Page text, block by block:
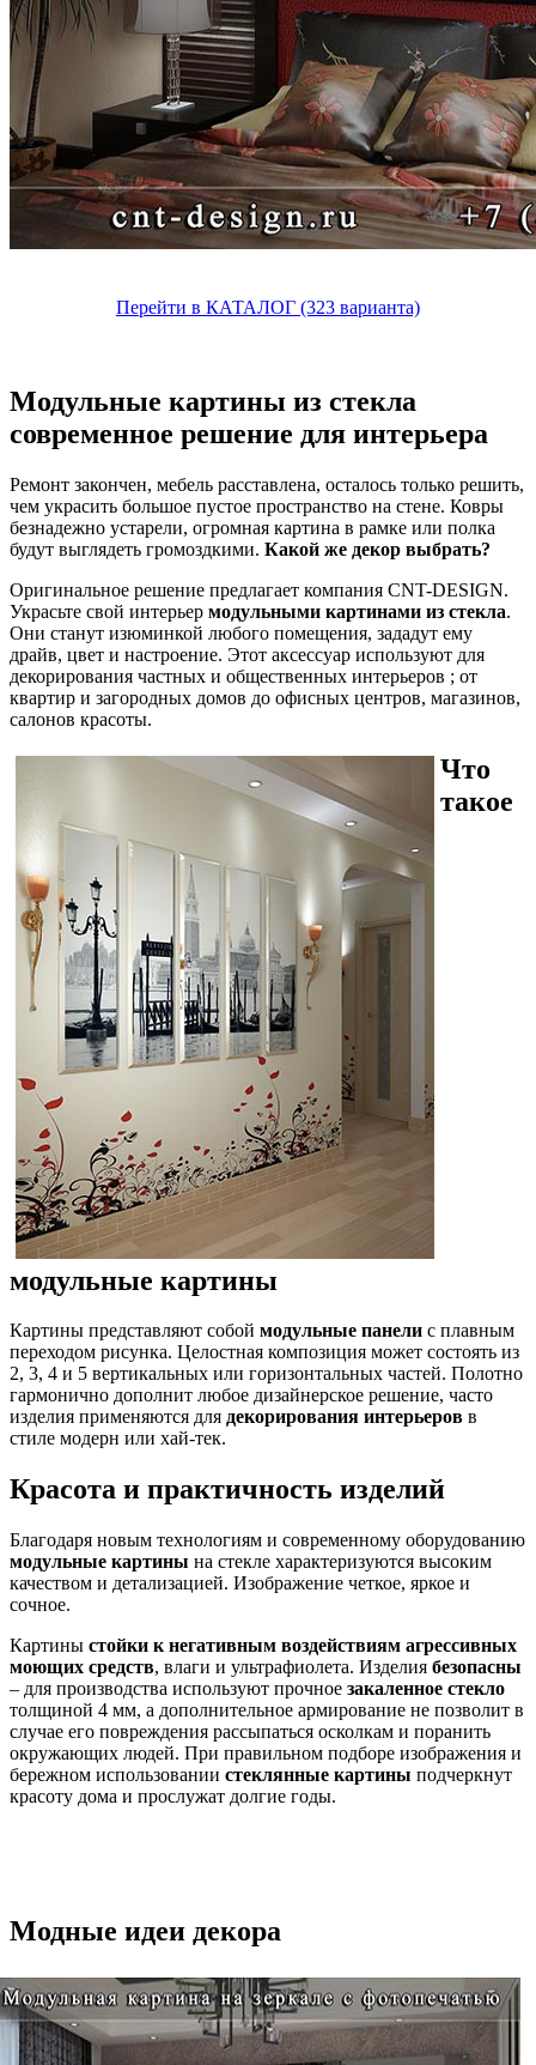
Перейти в КАТАЛОГ (323 варианта)
Модульные картины из стекла
современное решение для интерьера
Ремонт закончен, мебель расставлена, осталось только решить,
чем украсить большое пустое пространство на стене. Ковры
безнадежно устарели, огромная картина в рамке или полка
будут выглядеть громоздкими. Какой же декор выбрать?
Оригинальное решение предлагает компания CNT-DESIGN.
Украсьте свой интерьер модульными картинами из стекла.
Они станут изюминкой любого помещения, зададут ему
драйв, цвет и настроение. Этот аксессуар используют для
декорирования частных и общественных интерьеров ; от
квартир и загородных домов до офисных центров, магазинов,
салонов красоты.
Что
такое
модульные картины
Картины представляют собой модульные панели с плавным
переходом рисунка. Целостная композиция может состоять из
2, 3, 4 и 5 вертикальных или горизонтальных частей. Полотно
гармонично дополнит любое дизайнерское решение, часто
изделия применяются для декорирования интерьеров в
стиле модерн или хай-тек.
Красота и практичность изделий
Благодаря новым технологиям и современному оборудованию
модульные картины на стекле характеризуются высоким
качеством и детализацией. Изображение четкое, яркое и
сочное.
Картины стойки к негативным воздействиям агрессивных
моющих средств, влаги и ультрафиолета. Изделия безопасны
– для производства используют прочное закаленное стекло
толщиной 4 мм, а дополнительное армирование не позволит в
случае его повреждения рассыпаться осколкам и поранить
окружающих людей. При правильном подборе изображения и
бережном использовании стеклянные картины подчеркнут
красоту дома и прослужат долгие годы.
Модные идеи декора